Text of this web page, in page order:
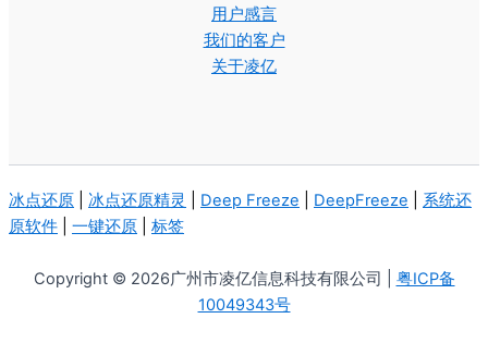
用户感言
我们的客户
关于凌亿
冰点还原 冰点还原精灵 Deep Freeze DeepFreeze
系统还
原软件
一键还原 标签
Copyright © 2026广州市凌亿信息科技有限公司 | 粤ICP备
10049343号